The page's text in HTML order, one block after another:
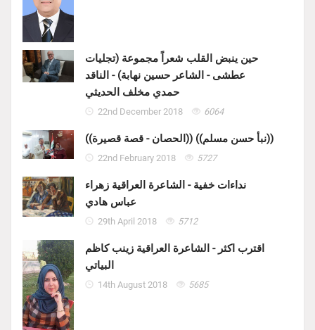
حين ينبض القلب شعراً مجموعة (تجليات
عطشى - الشاعر حسين نهابة) - الناقد
حمدي مخلف الحديثي
22nd December 2018 6064
((الحصان - قصة قصيرة)) ((نبأ حسن مسلم))
22nd February 2018 5727
نداءات خفية - الشاعرة العراقية زهراء
عباس هادي
29th April 2018 5712
اقترب اكثر - الشاعرة العراقية زينب كاظم
البياتي
14th August 2018 5685